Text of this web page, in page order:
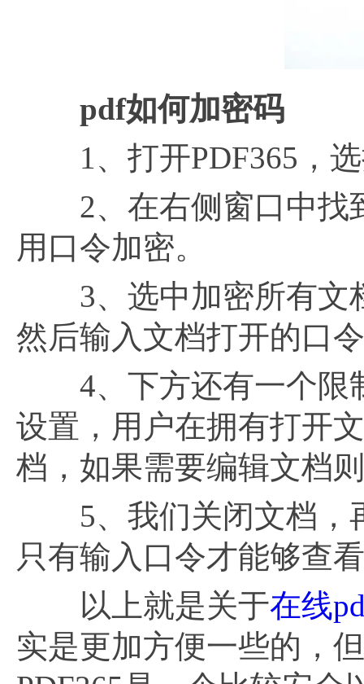
pdf如何加密码
1、打开PDF365，选
2、在右侧窗口中找
用口令加密。
3、选中加密所有文
然后输入文档打开的口
4、下方还有一个限
设置，用户在拥有打开
档，如果需要编辑文档
5、我们关闭文档，
只有输入口令才能够查
以上就是关于在线
实是更加方便一些的，